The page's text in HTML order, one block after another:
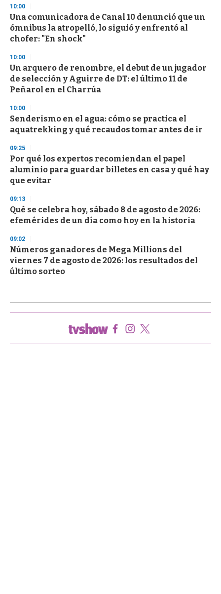
d
s
10:00
Una comunicadora de Canal 10 denunció que un
ómnibus la atropelló, lo siguió y enfrentó al
chofer: "En shock"
10:00
Un arquero de renombre, el debut de un jugador
de selección y Aguirre de DT: el último 11 de
Peñarol en el Charrúa
10:00
Senderismo en el agua: cómo se practica el
aquatrekking y qué recaudos tomar antes de ir
09:25
Por qué los expertos recomiendan el papel
aluminio para guardar billetes en casa y qué hay
que evitar
09:13
Qué se celebra hoy, sábado 8 de agosto de 2026:
efemérides de un día como hoy en la historia
09:02
Números ganadores de Mega Millions del
viernes 7 de agosto de 2026: los resultados del
último sorteo